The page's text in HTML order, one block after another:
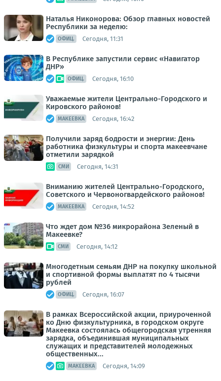
Наталья Никонорова: Обзор главных новостей
Республики за неделю:
ОФИЦ. Сегодня, 11:31
В Республике запустили сервис «Навигатор
ДНР»
ОФИЦ. Сегодня, 16:10
Уважаемые жители Центрально-Городского и
Кировского районов!
МАКЕЕВКА Сегодня, 16:42
Получили заряд бодрости и энергии: День
работника физкультуры и спорта макеевчане
отметили зарядкой
СМИ Сегодня, 14:31
Вниманию жителей Центрально-Городского,
Советского и Червоногвардейского районов!
МАКЕЕВКА Сегодня, 14:52
Что ждет дом №36 микрорайона Зеленый в
Макеевке?
СМИ Сегодня, 14:12
Многодетным семьям ДНР на покупку школьной
и спортивной формы выплатят по 4 тысячи
рублей
ОФИЦ. Сегодня, 16:07
В рамках Всероссийской акции, приуроченной
ко Дню физкультурника, в городском округе
Макеевка состоялась общегородская утренняя
зарядка, объединившая муниципальных
служащих и представителей молодежных
общественных...
МАКЕЕВКА Сегодня, 14:09